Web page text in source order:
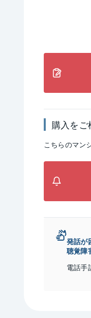
購入をご
こちらのマン
発話が
聴覚障
電話手